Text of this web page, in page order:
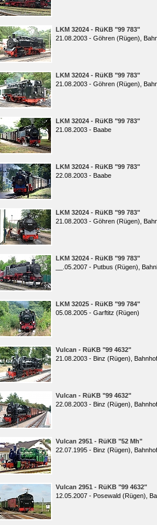
LKM 32024 - RüKB "99 783"
21.08.2003 - Göhren (Rügen),
LKM 32024 - RüKB "99 783"
21.08.2003 - Göhren (Rügen),
LKM 32024 - RüKB "99 783"
21.08.2003 - Baabe
LKM 32024 - RüKB "99 783"
22.08.2003 - Baabe
LKM 32024 - RüKB "99 783"
21.08.2003 - Göhren (Rügen),
LKM 32024 - RüKB "99 783"
__.05.2007 - Putbus (Rügen),
LKM 32025 - RüKB "99 784"
05.08.2005 - Garftitz (Rügen)
Vulcan - RüKB "99 4632"
21.08.2003 - Binz (Rügen),
Vulcan - RüKB "99 4632"
22.08.2003 - Binz (Rügen),
Vulcan 2951 - RüKB "52 Mh"
22.07.1995 - Binz (Rügen),
Vulcan 2951 - RüKB "99 4632"
12.05.2007 - Posewald (Rügen),